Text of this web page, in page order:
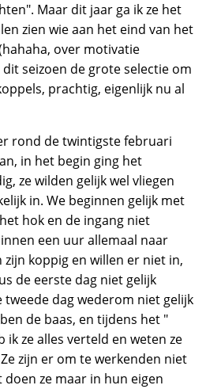
Maar dit jaar ga ik ze het
zien wie aan het eind van het
over motivatie
seizoen de grote selectie om
prachtig, eigenlijk nu al
rond de twintigste februari
in het begin ging het
ze wilden gelijk wel vliegen
in. We beginnen gelijk met
hok en de ingang niet
een uur allemaal naar
zijn koppig en willen er niet in,
de eerste dag niet gelijk
tweede dag wederom niet gelijk
de baas, en tijdens het "
ze alles verteld en weten ze
zijn er om te werkenden niet
ze maar in hun eigen